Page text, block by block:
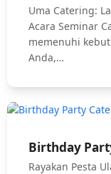
Uma Catering:
Acara Seminar
memenuhi
Anda,…
Birthday
Rayakan Pesta